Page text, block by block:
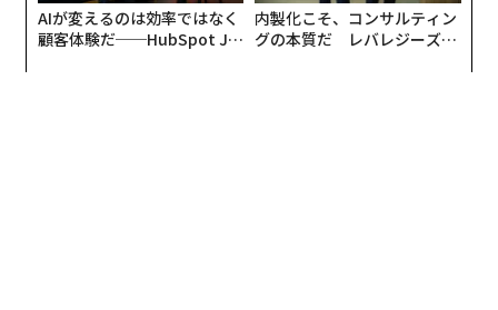
AIが変えるのは効率ではなく
顧客体験だ──HubSpot Ja
内製化こそ、コンサルティン
グの本質だ レバレジーズが